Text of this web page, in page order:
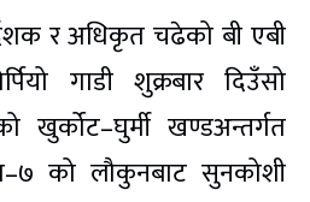
र अधिकृत चढेको बी एबी
गाडी शुक्रबार दिउँसो
खुर्कोट–घुर्मी खण्डअन्तर्गत
को लौकुनबाट सुनकोशी